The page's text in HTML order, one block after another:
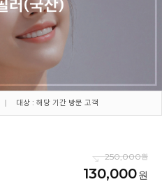
대상 : 해당 기간 방문 고객
250,000
130,000